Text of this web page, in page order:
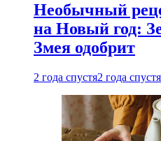
Необычный
на Новый год:
Змея одобрит
2 года спустя2 года спустя